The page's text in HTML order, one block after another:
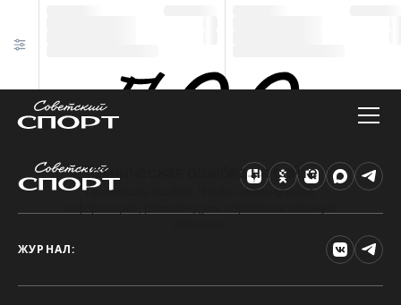
Техническая ошибка на сайте
Произошла ошибка. Чтобы найти нужную
ЖУРНАЛ: